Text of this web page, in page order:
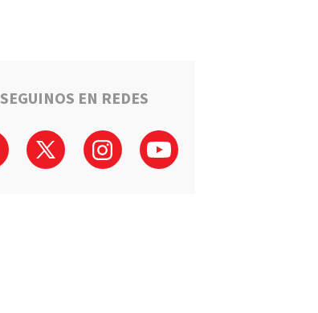
SEGUINOS EN REDES